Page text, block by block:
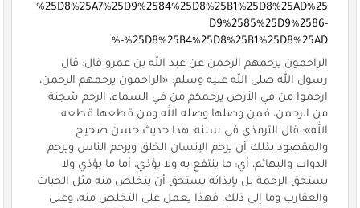
%25D8%25A7%25D9%2584%25D8%25B1%25D8%25AD%25
D9%2585%25D9%2586-
%25D8%25B4%25D8%25B1%25D8%25AD-%
الراحمون يرحمهم الرحمن عن عبد الله بن عمرو قال: قال
رسول الله صلى الله عليه وسلم: «الراحمون يرحمهم الرحمن،
ارحموا من في الأرض يرحمكم من في السماء، الرحم شجنة
من الرحمن، فمن وصلها وصله الله ومن قطعها قطعه
الله»: قال الترمذي في سننه: هذا حديث حسن صحيح.
والمقصود بذلك أن يرحم الإنسان الخلق ويرحم الناس ويرحم
الدواب والبهائم، أي: ما ينتفع به ولا يؤذي، أما ما يؤذي ولا
يستحق الرحمة بل بإيذائه يستحق أن يتخلص منه مثل الحيات
والعقارب وما إلى ذلك، فهذا يعمل على التخلص منه، وعلى